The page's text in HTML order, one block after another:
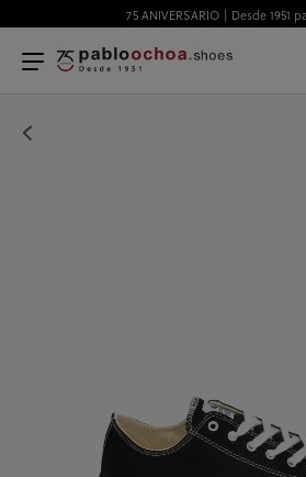
75 ANIVERSARIO | Desde 1951